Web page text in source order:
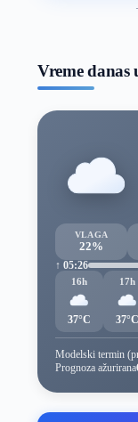
Vreme danas
VLAGA
22%
↑ 05:26
16h
37°C
17h
37°C
Modelski termin
Prognoza ažurirana